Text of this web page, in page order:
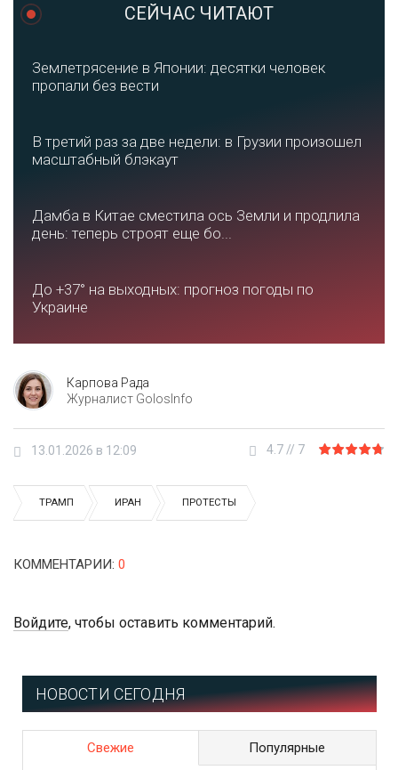
СЕЙЧАС ЧИТАЮТ
Землетрясение в Японии: десятки человек
пропали без вести
В третий раз за две недели: в Грузии произошел
масштабный блэкаут
Дамба в Китае сместила ось Земли и продлила
день: теперь строят еще бо...
До +37° на выходных: прогноз погоды по
Украине
Карпова Рада
Журналист GolosInfo
13.01.2026 в 12:09 4.7 // 7
ТРАМП ИРАН ПРОТЕСТЫ
КОММЕНТАРИИ: 0
Войдите, чтобы оставить комментарий.
НОВОСТИ СЕГОДНЯ
Свежие Популярные